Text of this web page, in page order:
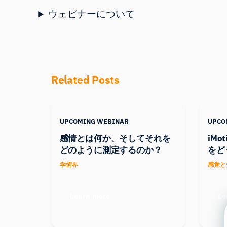
ウェビナーについて
Related Posts
UPCOMING WEBINAR
感情とは何か、そしてそれを
どのように測定するのか？
学術界
を
感覚